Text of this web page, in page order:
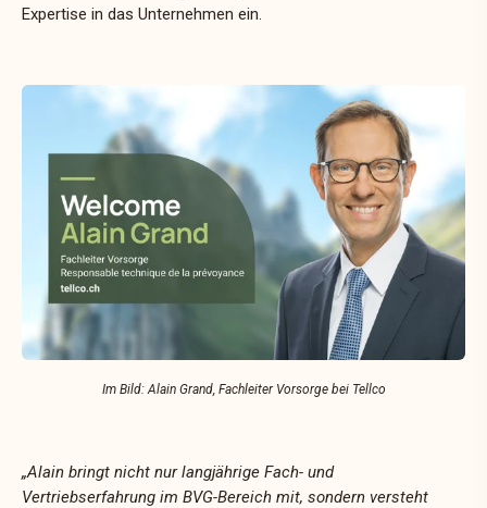
Expertise in das Unternehmen ein.
Im Bild: Alain Grand, Fachleiter Vorsorge bei Tellco
„Alain bringt nicht nur langjährige Fach- und
Vertriebserfahrung im BVG-Bereich mit, sondern versteht